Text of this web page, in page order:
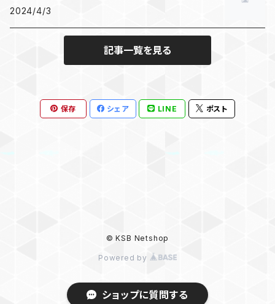
2024/4/3
記事一覧を見る
保存 シェア LINE ポスト
© KSB Netshop
Powered by
ショップに質問する